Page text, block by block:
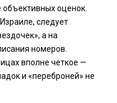
оценок.
следует
а на
номеров.
вполне четкое —
и «переброней» не